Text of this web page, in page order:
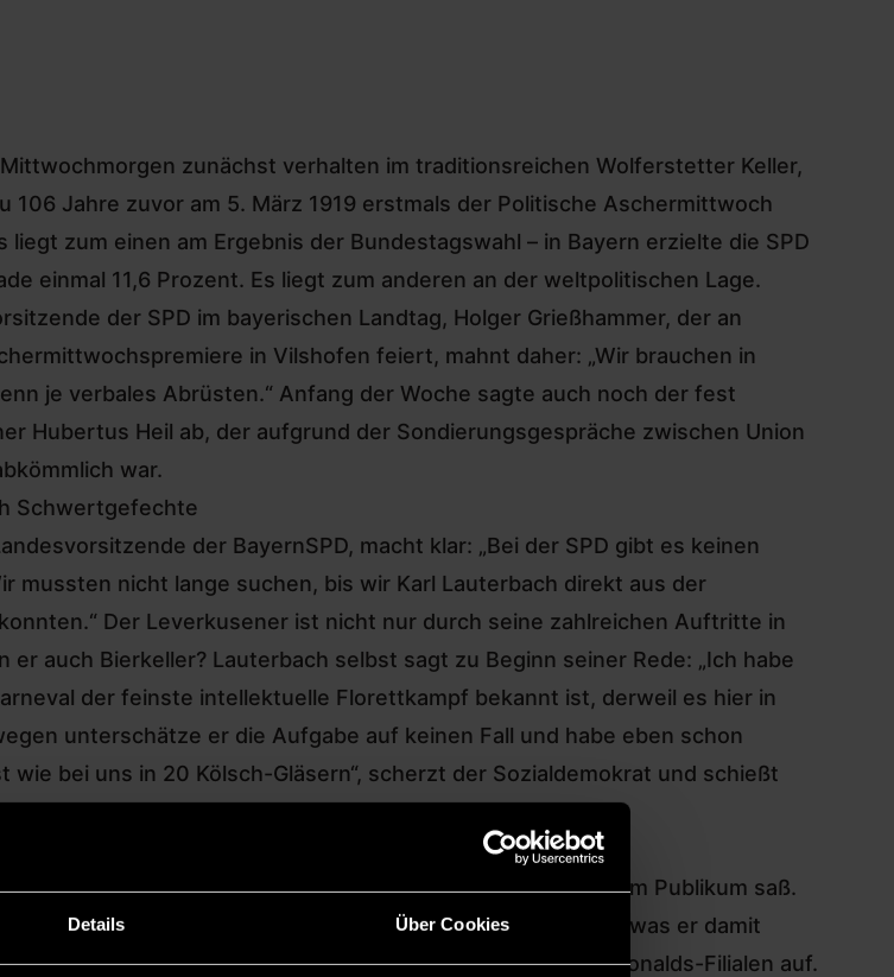
Details Über Cookies
zunächst verhalten im traditionsreichen Wolferstetter Keller,
106 Jahre zuvor am 5. März 1919 erstmals der Politische Aschermittwoch
liegt zum einen am Ergebnis der Bundestagswahl – in Bayern erzielte die SPD
einmal 11,6 Prozent. Es liegt zum anderen an der weltpolitischen Lage.
der SPD im bayerischen Landtag, Holger Grießhammer, der an
in Vilshofen feiert, mahnt daher: „Wir brauchen in
je verbales Abrüsten.“ Anfang der Woche sagte auch noch der fest
Hubertus Heil ab, der aufgrund der Sondierungsgespräche zwischen Union
war.
Schwertgefechte
der BayernSPD, macht klar: „Bei der SPD gibt es keinen
mussten nicht lange suchen, bis wir Karl Lauterbach direkt aus der
Der Leverkusener ist nicht nur durch seine zahlreichen Auftritte in
auch Bierkeller? Lauterbach selbst sagt zu Beginn seiner Rede: „Ich habe
der feinste intellektuelle Florettkampf bekannt ist, derweil es hier in
unterschätze er die Aufgabe auf keinen Fall und habe eben schon
bei uns in 20 Kölsch-Gläsern“, scherzt der Sozialdemokrat und schießt
bei der BR-Sendung „Fastnacht in Franken“ im Publikum saß.
gemacht hat und nicht mehr singen konnte. Ich weiß nicht, was er damit
falle Söder vor allem durch „Pommes-Populismus“ in McDonalds-Filialen auf.